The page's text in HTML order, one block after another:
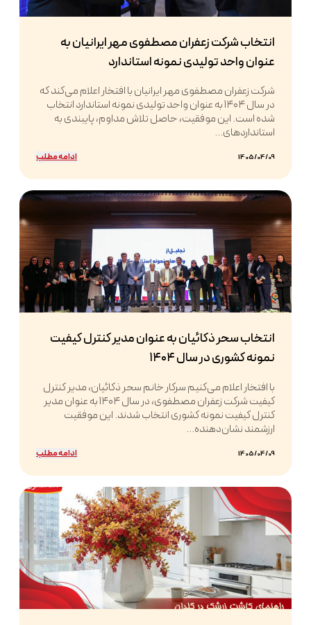
انتخاب شرکت زعفران مصطفوی مهر ایرانیان به
عنوان واحد تولیدی نمونه استاندارد
شرکت زعفران مصطفوی مهر ایرانیان با افتخار اعلام می‌کند که
در سال ۱۴۰۴ به عنوان واحد تولیدی نمونه استاندارد انتخاب
شده است. این موفقیت، حاصل تلاش مداوم، پایبندی به
استانداردهای...
1405/04/09 ادامه مطلب
انتخاب سحر ذکائیان به عنوان مدیر کنترل کیفیت
نمونه کشوری در سال ۱۴۰۴
با افتخار اعلام می‌کنیم سرکار خانم سحر ذکائیان، مدیر کنترل
کیفیت شرکت زعفران مصطفوی، در سال ۱۴۰۴ به عنوان مدیر
کنترل کیفیت نمونه کشوری انتخاب شدند. این موفقیت
ارزشمند نشان‌دهنده...
1405/04/09 ادامه مطلب